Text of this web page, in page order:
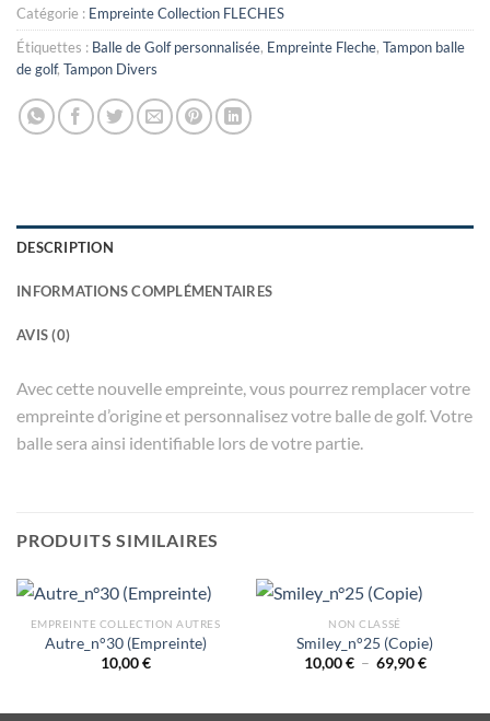
Catégorie : Empreinte Collection FLECHES
Étiquettes : Balle de Golf personnalisée, Empreinte Fleche, Tampon balle
de golf, Tampon Divers
DESCRIPTION
INFORMATIONS COMPLÉMENTAIRES
AVIS (0)
Avec cette nouvelle empreinte, vous pourrez remplacer votre
empreinte d’origine et personnalisez votre balle de golf. Votre
balle sera ainsi identifiable lors de votre partie.
PRODUITS SIMILAIRES
EMPREINTE COLLECTION AUTRES
Autre_n°30 (Empreinte)
10,00€
NON CLASSÉ
Smiley_n°25 (Copie)
10,00€ – 69,90€Plage